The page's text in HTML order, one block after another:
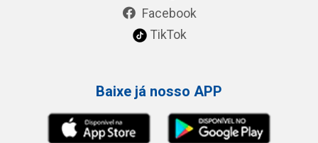
Facebook
TikTok
Baixe já nosso APP